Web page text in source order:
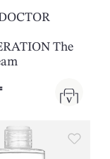
The